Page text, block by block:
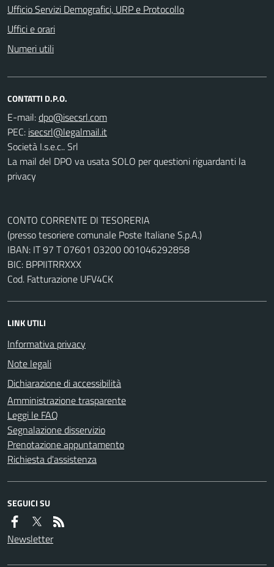
Ufficio Servizi Demografici, URP e Protocollo
Uffici e orari
Numeri utili
CONTATTI D.P.O.
E-mail:
PEC:
Società I.s.e.c.. Srl
La mail del DPO va usata SOLO per questioni riguardanti la
privacy
CONTO CORRENTE DI TESORERIA
(presso tesoriere comunale Poste Italiane S.p.A.)
IBAN: IT 97 T 07601 03200 001046292858
BIC: BPPIITRRXXX
Cod. Fatturazione UFV4CK
LINK UTILI
Informativa privacy
Note legali
Dichiarazione di accessibilità
Amministrazione trasparente
Leggi le FAQ
Segnalazione disservizio
Prenotazione appuntamento
Richiesta d'assistenza
SEGUICI SU
Newsletter